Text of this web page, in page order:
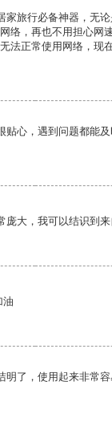
家旅行必备神器，无
络，再也不用担心网
法正常使用网络，现
贴心，遇到问题都能
庞大，我可以结识到来
油
明了，使用起来非常